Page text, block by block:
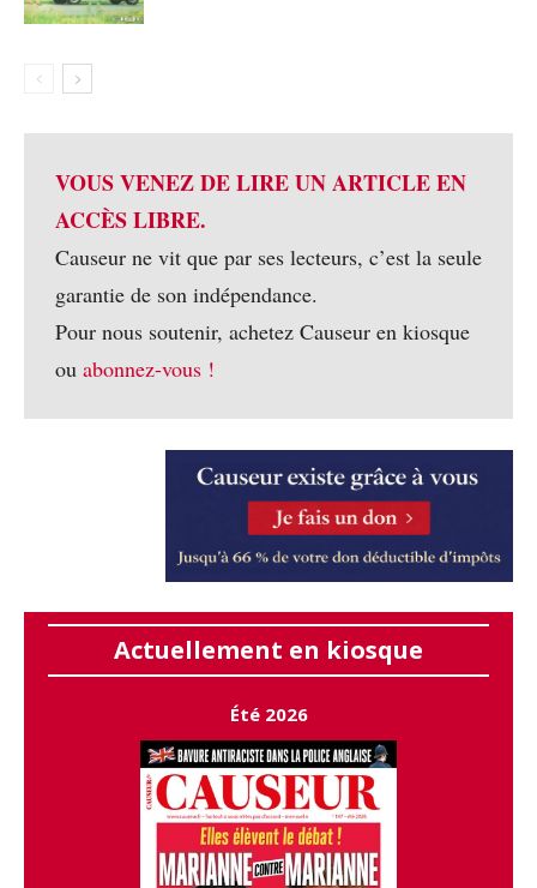
VOUS VENEZ DE LIRE UN ARTICLE EN
ACCÈS LIBRE.
Causeur ne vit que par ses lecteurs, c’est la seule
garantie de son indépendance.
Pour nous soutenir, achetez Causeur en kiosque
ou abonnez-vous !
Actuellement en kiosque
Été 2026